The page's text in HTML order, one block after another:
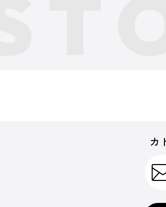
カ